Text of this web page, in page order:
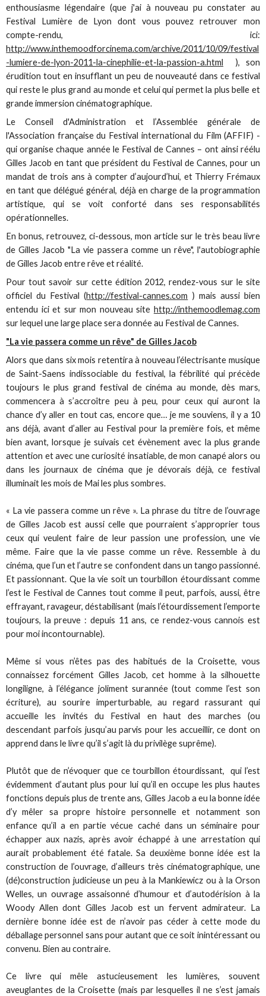
enthousiasme légendaire (que j'ai à nouveau pu constater au
Festival Lumière de Lyon dont vous pouvez retrouver mon
compte-rendu, ici:
http://www.inthemoodforcinema.com/archive/2011/10/09/festival
-lumiere-de-lyon-2011-la-cinephilie-et-la-passion-a.html ), son
érudition tout en insufflant un peu de nouveauté dans ce festival
qui reste le plus grand au monde et celui qui permet la plus belle et
grande immersion cinématographique.
Le Conseil d'Administration et l’Assemblée générale de
l'Association française du Festival international du Film (AFFIF) -
qui organise chaque année le Festival de Cannes – ont ainsi réélu
Gilles Jacob en tant que président du Festival de Cannes, pour un
mandat de trois ans à compter d’aujourd’hui, et Thierry Frémaux
en tant que délégué général, déjà en charge de la programmation
artistique, qui se voit conforté dans ses responsabilités
opérationnelles.
En bonus, retrouvez, ci-dessous, mon article sur le très beau livre
de Gilles Jacob "La vie passera comme un rêve", l'autobiographie
de Gilles Jacob entre rêve et réalité.
Pour tout savoir sur cette édition 2012, rendez-vous sur le site
officiel du Festival (http://festival-cannes.com ) mais aussi bien
entendu ici et sur mon nouveau site http://inthemoodlemag.com
sur lequel une large place sera donnée au Festival de Cannes.
"La vie passera comme un rêve" de Gilles Jacob
Alors que dans six mois retentira à nouveau l’électrisante musique
de Saint-Saens indissociable du festival, la fébrilité qui précède
toujours le plus grand festival de cinéma au monde, dès mars,
commencera à s’accroître peu à peu, pour ceux qui auront la
chance d’y aller en tout cas, encore que… je me souviens, il y a 10
ans déjà, avant d’aller au Festival pour la première fois, et même
bien avant, lorsque je suivais cet évènement avec la plus grande
attention et avec une curiosité insatiable, de mon canapé alors ou
dans les journaux de cinéma que je dévorais déjà, ce festival
illuminait les mois de Mai les plus sombres.
« La vie passera comme un rêve ». La phrase du titre de l’ouvrage
de Gilles Jacob est aussi celle que pourraient s’approprier tous
ceux qui veulent faire de leur passion une profession, une vie
même. Faire que la vie passe comme un rêve. Ressemble à du
cinéma, que l’un et l’autre se confondent dans un tango passionné.
Et passionnant. Que la vie soit un tourbillon étourdissant comme
l’est le Festival de Cannes tout comme il peut, parfois, aussi, être
effrayant, ravageur, déstabilisant (mais l’étourdissement l’emporte
toujours, la preuve : depuis 11 ans, ce rendez-vous cannois est
pour moi incontournable).
Même si vous n’êtes pas des habitués de la Croisette, vous
connaissez forcément Gilles Jacob, cet homme à la silhouette
longiligne, à l’élégance joliment surannée (tout comme l’est son
écriture), au sourire imperturbable, au regard rassurant qui
accueille les invités du Festival en haut des marches (ou
descendant parfois jusqu’au parvis pour les accueillir, ce dont on
apprend dans le livre qu’il s’agit là du privilège suprême).
Plutôt que de n’évoquer que ce tourbillon étourdissant, qui l’est
évidemment d’autant plus pour lui qu’il en occupe les plus hautes
fonctions depuis plus de trente ans, Gilles Jacob a eu la bonne idée
d’y mêler sa propre histoire personnelle et notamment son
enfance qu’il a en partie vécue caché dans un séminaire pour
échapper aux nazis, après avoir échappé à une arrestation qui
aurait probablement été fatale. Sa deuxième bonne idée est la
construction de l’ouvrage, d’ailleurs très cinématographique, une
(dé)construction judicieuse un peu à la Mankiewicz ou à la Orson
Welles, un ouvrage assaisonné d’humour et d’autodérision à la
Woody Allen dont Gilles Jacob est un fervent admirateur. La
dernière bonne idée est de n’avoir pas céder à cette mode du
déballage personnel sans pour autant que ce soit inintéressant ou
convenu. Bien au contraire.
Ce livre qui mêle astucieusement les lumières, souvent
aveuglantes de la Croisette (mais par lesquelles il ne s’est jamais